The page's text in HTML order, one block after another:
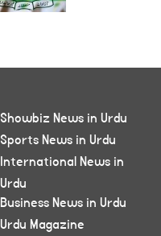
Showbiz News in Urdu
Sports News in Urdu
International News in
Urdu
Business News in Urdu
Urdu Magazine